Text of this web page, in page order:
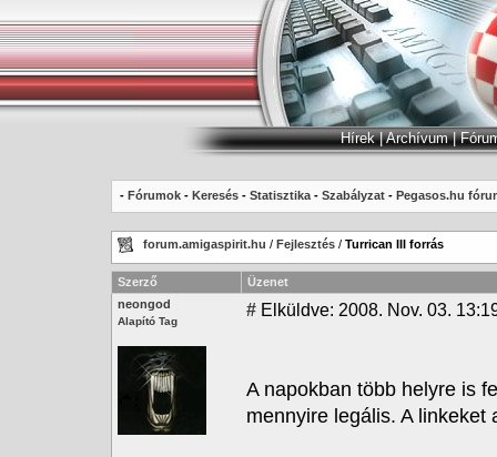
Hírek|Archívum|
- Fórumok - Keresés - Statisztika - Szabályzat - Pegasos.hu
forum.amigaspirit.hu / Fejlesztés / Turrican III forrás
Szerző
Üzenet
neongod
Alapító Tag
# Elküldve: 2008. Nov. 03.
A napokban több helyre is
mennyire legális. A